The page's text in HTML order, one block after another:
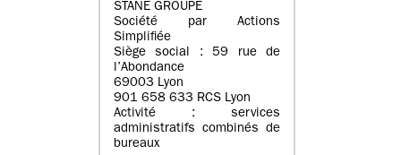
STANE GROUPE
Société par Actions
Simplifiée
Siège social : 59 rue de
l’Abondance
69003 Lyon
901 658 633 RCS Lyon
Activité : services
administratifs combinés de
bureaux